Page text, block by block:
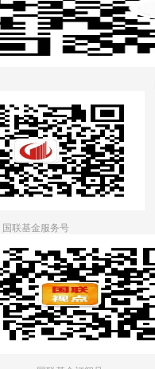
国联基金服务号